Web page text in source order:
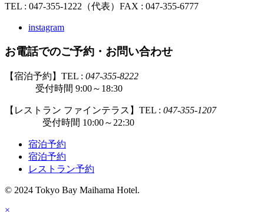
TEL : 047-355-1222（代表） FAX : 047-355-6777
instagram
お電話でのご予約・お問い合わせ
【宿泊予約】TEL : 047-355-8222
受付時間 9:00～18:30
【レストラン ファインテラス】TEL : 047-355-1207
受付時間 10:00～22:30
宿泊予約
宿泊予約
レストラン予約
© 2024 Tokyo Bay Maihama Hotel.
×